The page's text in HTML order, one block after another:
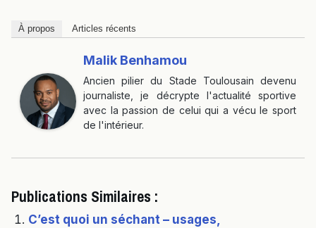
À propos Articles récents
Malik Benhamou
Ancien pilier du Stade Toulousain devenu
journaliste, je décrypte l'actualité sportive
avec la passion de celui qui a vécu le sport
de l'intérieur.
Publications Similaires :
C’est quoi un séchant – usages,